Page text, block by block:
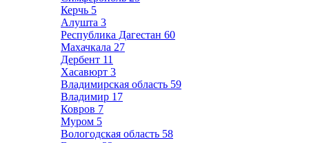
Керчь 5
Алушта 3
Республика Дагестан 60
Махачкала 27
Дербент 11
Хасавюрт 3
Владимирская область 59
Владимир 17
Ковров 7
Муром 5
Вологодская область 58